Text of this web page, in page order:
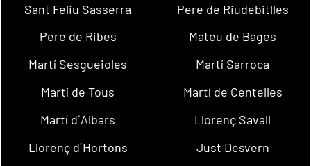
Sant Feliu Sasserra
Pere de Riudebitlles
Pere de Ribes
Mateu de Bages
Martí Sesgueioles
Martí Sarroca
Martí de Tous
Martí de Centelles
Martí d´Albars
Llorenç Savall
Llorenç d´Hortons
Just Desvern